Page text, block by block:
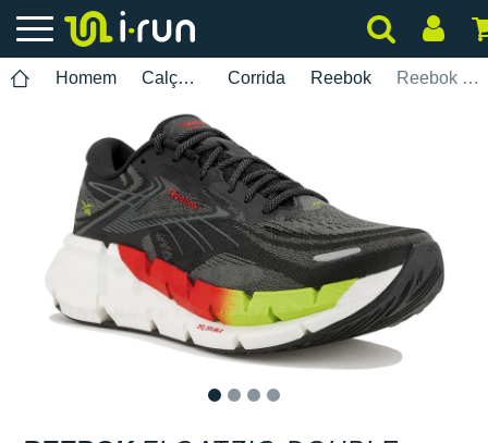
Homem Calçados Corrida Reebok Reebok FloatZig Double